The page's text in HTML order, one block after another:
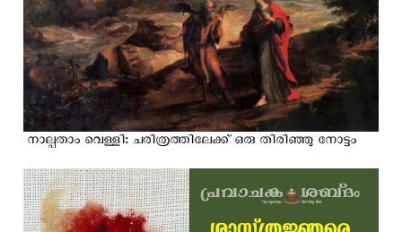
നാല്പതാം വെള്ളി: ചരിത്രത്തിലേക്ക് ഒരു തിരിഞ്ഞു നോട്ടം